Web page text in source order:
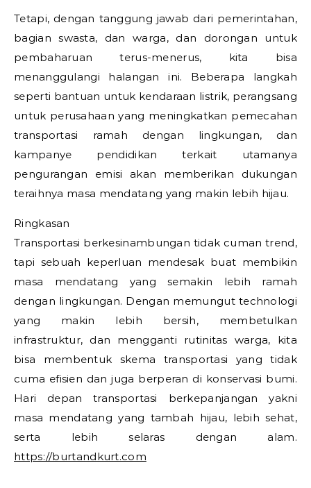
Tetapi, dengan tanggung jawab dari pemerintahan,
bagian swasta, dan warga, dan dorongan untuk
pembaharuan terus-menerus, kita bisa
menanggulangi halangan ini. Beberapa langkah
seperti bantuan untuk kendaraan listrik, perangsang
untuk perusahaan yang meningkatkan pemecahan
transportasi ramah dengan lingkungan, dan
kampanye pendidikan terkait utamanya
pengurangan emisi akan memberikan dukungan
teraihnya masa mendatang yang makin lebih hijau.
Ringkasan
Transportasi berkesinambungan tidak cuman trend,
tapi sebuah keperluan mendesak buat membikin
masa mendatang yang semakin lebih ramah
dengan lingkungan. Dengan memungut technologi
yang makin lebih bersih, membetulkan
infrastruktur, dan mengganti rutinitas warga, kita
bisa membentuk skema transportasi yang tidak
cuma efisien dan juga berperan di konservasi bumi.
Hari depan transportasi berkepanjangan yakni
masa mendatang yang tambah hijau, lebih sehat,
serta lebih selaras dengan alam.
https://burtandkurt.com